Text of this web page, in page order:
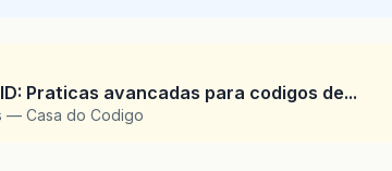
Praticas avancadas para codigos de...
— Casa do Codigo